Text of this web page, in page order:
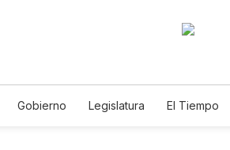
Gobierno Legislatura El Tiempo